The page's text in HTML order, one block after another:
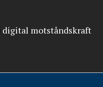
digital motståndskraft